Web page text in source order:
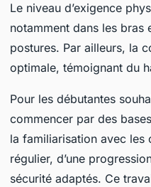
Le niveau d’exigence
notamment dans les
postures. Par ailleurs, la
optimale, témoignant du
Pour les débutantes
commencer par des
la familiarisation avec les
régulier, d’une
sécurité adaptés. Ce